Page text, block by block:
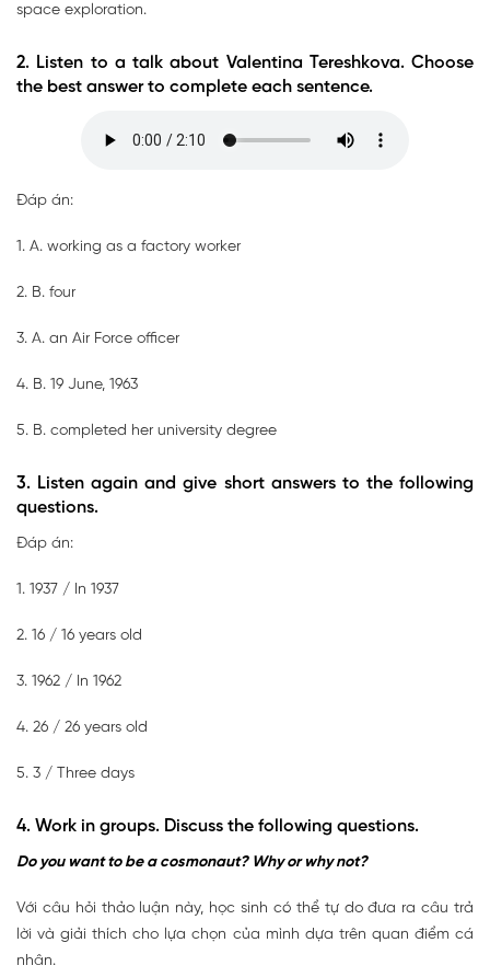
space exploration.
2. Listen to a talk about Valentina Tereshkova. Choose
the best answer to complete each sentence.
Đáp án:
1. A. working as a factory worker
2. B. four
3. A. an Air Force officer
4. B. 19 June, 1963
5. B. completed her university degree
3. Listen again and give short answers to the following
questions.
Đáp án:
1. 1937 / In 1937
2. 16 / 16 years old
3. 1962 / In 1962
4. 26 / 26 years old
5. 3 / Three days
4. Work in groups. Discuss the following questions.
Do you want to be a cosmonaut? Why or why not?
Với câu hỏi thảo luận này, học sinh có thể tự do đưa ra câu trả
lời và giải thích cho lựa chọn của mình dựa trên quan điểm cá
nhân.